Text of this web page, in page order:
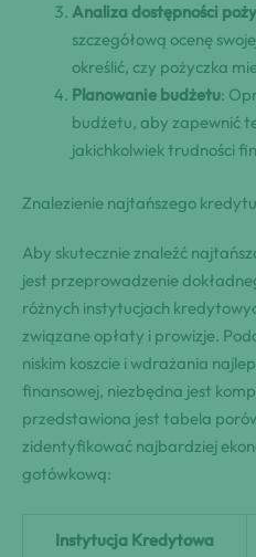
Analiza dostępności
szczegółową ocenę
określić, czy pożyczka
Planowanie budżetu:
budżetu, aby zapewnić
jakichkolwiek trudności
Znalezienie najtańszego kredytu
Aby skutecznie znaleźć
jest przeprowadzenie
różnych instytucjach
związane opłaty i prowizje.
niskim koszcie i wdrażania
finansowej, niezbędna jest
przedstawiona jest tabela
zidentyfikować najbardziej
gotówkową:
Instytucja Kredytowa